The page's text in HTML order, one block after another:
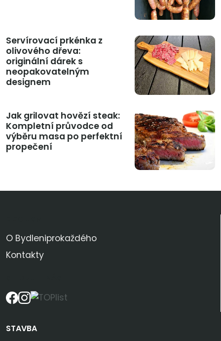
Servírovací prkénka z
olivového dřeva:
originální dárek s
neopakovatelným
designem
Jak grilovat hovězí steak:
Kompletní průvodce od
výběru masa po perfektní
propečení
O Bydleniprokaždého
Kontakty
STAVBA